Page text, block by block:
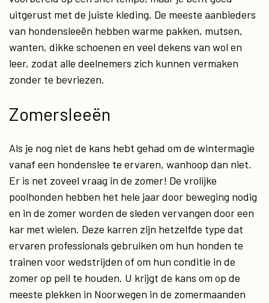
uitgerust met de juiste kleding. De meeste aanbieders
van hondensleeën hebben warme pakken, mutsen,
wanten, dikke schoenen en veel dekens van wol en
leer, zodat alle deelnemers zich kunnen vermaken
zonder te bevriezen.
Zomersleeën
Als je nog niet de kans hebt gehad om de wintermagie
vanaf een hondenslee te ervaren, wanhoop dan niet.
Er is net zoveel vraag in de zomer! De vrolijke
poolhonden hebben het hele jaar door beweging nodig
en in de zomer worden de sleden vervangen door een
kar met wielen. Deze karren zijn hetzelfde type dat
ervaren professionals gebruiken om hun honden te
trainen voor wedstrijden of om hun conditie in de
zomer op peil te houden. U krijgt de kans om op de
meeste plekken in Noorwegen in de zomermaanden